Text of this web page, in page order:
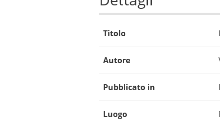
Titolo
Autore
Pubblicato in
Luogo